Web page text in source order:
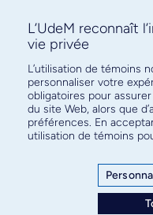
Abonnez-
pour connaître
L’UdeM reconnaît
vie privée
L’utilisation de témoins
personnaliser votre
obligatoires pour
du site Web, alors que
préférences. En
utilisation de témoins